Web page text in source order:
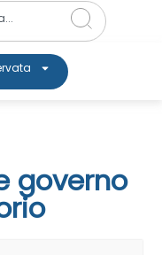
governo